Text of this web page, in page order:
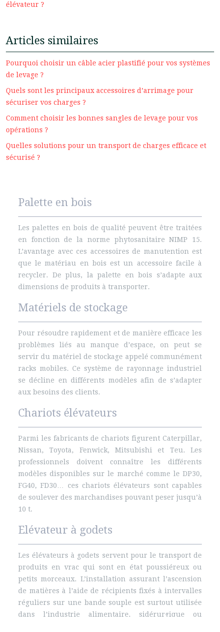
élévateur ?
Articles similaires
Pourquoi choisir un câble acier plastifié pour vos systèmes
de levage ?
Quels sont les principaux accessoires d’arrimage pour
sécuriser vos charges ?
Comment choisir les bonnes sangles de levage pour vos
opérations ?
Quelles solutions pour un transport de charges efficace et
sécurisé ?
Palette en bois
Les palettes en bois de qualité peuvent être traitées
en fonction de la norme phytosanitaire NIMP 15.
L’avantage avec ces accessoires de manutention est
que le matériau en bois est un accessoire facile à
recycler. De plus, la palette en bois s’adapte aux
dimensions de produits à transporter.
Matériels de stockage
Pour résoudre rapidement et de manière efficace les
problèmes liés au manque d’espace, on peut se
servir du matériel de stockage appelé communément
racks mobiles. Ce système de rayonnage industriel
se décline en différents modèles afin de s’adapter
aux besoins des clients.
Chariots élévateurs
Parmi les fabricants de chariots figurent Caterpillar,
Nissan, Toyota, Fenwick, Mitsubishi et Teu. Les
professionnels doivent connaître les différents
modèles disponibles sur le marché comme le DP30,
FG40, FD30… ces chariots élévateurs sont capables
de soulever des marchandises pouvant peser jusqu’à
10 t.
Elévateur à godets
Les élévateurs à godets servent pour le transport de
produits en vrac qui sont en état poussiéreux ou
petits morceaux. L’installation assurant l’ascension
de matières à l’aide de récipients fixés à intervalles
réguliers sur une bande souple est surtout utilisée
dans l’industrie alimentaire, sidérurgique ou